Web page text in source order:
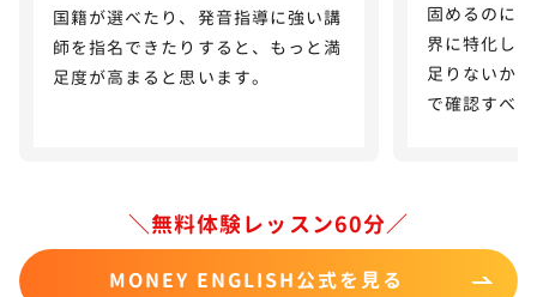
国籍が選べたり、発音指導に強い講
師を指名できたりすると、もっと満
足度が高まると思います。
固めるのに
界に特化し
足りないか
で確認すべ
＼無料体験レッスン60分／
MONEY ENGLISH公式を見る